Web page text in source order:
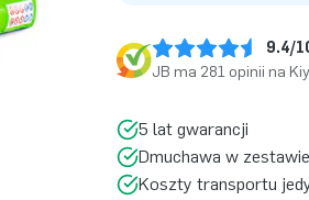
9.4/
JB ma 281 opinii na
5 lat gwarancji
Dmuchawa w zestawie
Koszty transportu